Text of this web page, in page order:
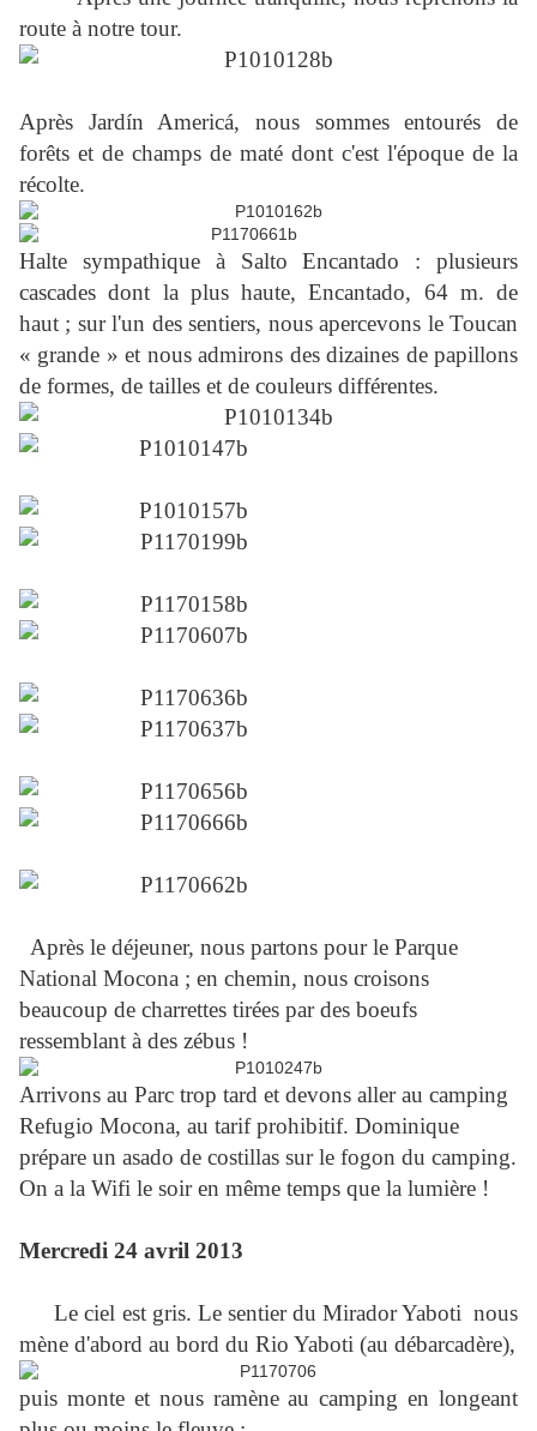
route à notre tour.
Après Jardín Americá, nous sommes entourés de
forêts et de champs de maté dont c'est l'époque de la
récolte.
Halte sympathique à Salto Encantado : plusieurs
cascades dont la plus haute, Encantado, 64 m. de
haut ; sur l'un des sentiers, nous apercevons le Toucan
« grande » et nous admirons des dizaines de papillons
de formes, de tailles et de couleurs différentes.
Après le déjeuner, nous partons pour le Parque
National Mocona ; en chemin, nous croisons
beaucoup de charrettes tirées par des boeufs
ressemblant à des zébus !
Arrivons au Parc trop tard et devons aller au camping
Refugio Mocona, au tarif prohibitif. Dominique
prépare un asado de costillas sur le fogon du camping.
On a la Wifi le soir en même temps que la lumière !
Mercredi 24 avril 2013
Le ciel est gris. Le sentier du Mirador Yaboti nous
mène d'abord au bord du Rio Yaboti (au débarcadère),
puis monte et nous ramène au camping en longeant